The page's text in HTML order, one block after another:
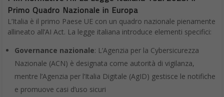
Primo Quadro Nazionale in Europa
L’Italia è il primo Paese UE con un quadro nazionale pienamente
allineato all’AI Act. La legge italiana introduce elementi specifici:
Governance nazionale: L’Agenzia per la Cybersicurezza
Nazionale (ACN) è designata come autorità di vigilanza,
mentre l’Agenzia per l’Italia Digitale (AgID) gestisce le notifiche
e promuove casi d’uso sicuri